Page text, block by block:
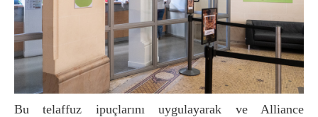
Bu telaffuz ipuçlarını uygulayarak ve Alliance